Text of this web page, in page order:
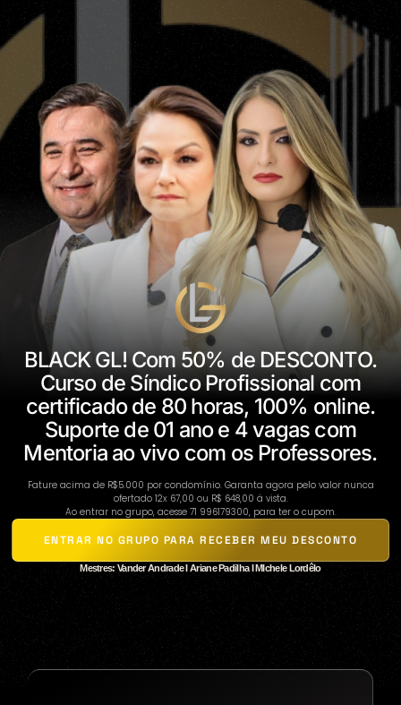
BLACK GL! Com 50% de DESCONTO.
Curso de Síndico Profissional com
certificado de 80 horas, 100% online.
Suporte de 01 ano e 4 vagas com
Mentoria ao vivo com os Professores.
Fature acima de R$5.000 por condomínio. Garanta agora pelo valor nunca
ofertado 12x 67,00 ou R$ 648,00 ä vista.
Ao entrar no grupo, acesse 71 996179300, para ter o cupom.
ENTRAR NO GRUPO PARA RECEBER MEU DESCONTO
Mestres: Vander Andrade I Ariane Padilha I MIchele Lordêlo